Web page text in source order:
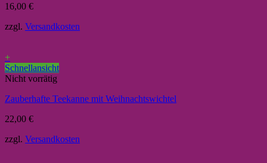
16,00 €
zzgl. Versandkosten
+
Schnellansicht
Nicht vorrätig
Zauberhafte Teekanne mit Weihnachtswichtel
22,00 €
zzgl. Versandkosten